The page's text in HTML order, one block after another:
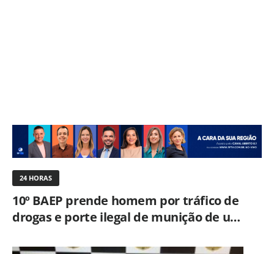
24 HORAS
10º BAEP prende homem por tráfico de
drogas e porte ilegal de munição de uso